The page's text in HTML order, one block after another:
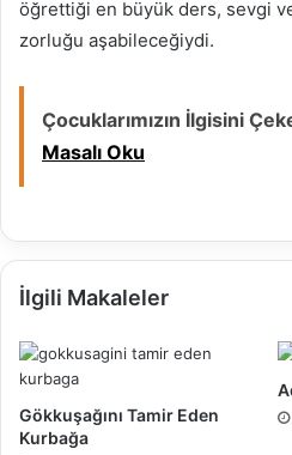
öğrettiği en büyük ders, sevgi
zorluğu aşabileceğiydi.
Çocuklarımızın İlgisini
Masalı Oku
İlgili Makaleler
Gökkuşağını Tamir Eden
Kurbağa